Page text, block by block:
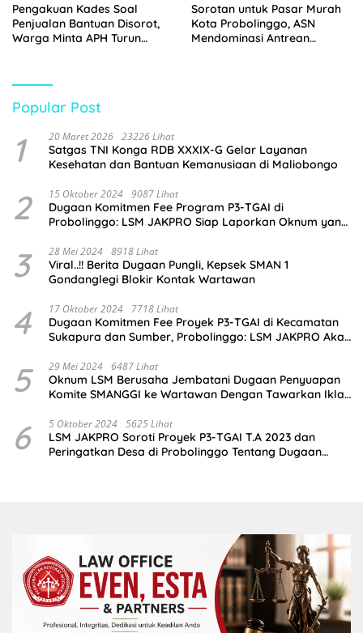
Pengakuan Kades Soal
Penjualan Bantuan Disorot,
Warga Minta APH Turun
Sorotan untuk Pasar Murah
Kota Probolinggo, ASN
Mendominasi Antrean
Popular Post
1 20 Maret 2026 23226 Lihat
Satgas TNI Konga RDB XXXIX-G Gelar Layanan
Kesehatan dan Bantuan Kemanusiaan di Maliobongo
2 15 Oktober 2024 9087 Lihat
Dugaan Komitmen Fee Program P3-TGAI di
Probolinggo: LSM JAKPRO Siap Laporkan Oknum yang
3 28 Mei 2024 8918 Lihat
Viral..!! Berita Dugaan Pungli, Kepsek SMAN 1
Gondanglegi Blokir Kontak Wartawan
4 17 Oktober 2024 7718 Lihat
Dugaan Komitmen Fee Proyek P3-TGAI di Kecamatan
Sukapura dan Sumber, Probolinggo: LSM JAKPRO Akan
5 29 Mei 2024 6487 Lihat
Oknum LSM Berusaha Jembatani Dugaan Penyuapan
Komite SMANGGI ke Wartawan Dengan Tawarkan Iklan
6 5 Oktober 2024 5625 Lihat
LSM JAKPRO Soroti Proyek P3-TGAI T.A 2023 dan
Peringatkan Desa di Probolinggo Tentang Dugaan